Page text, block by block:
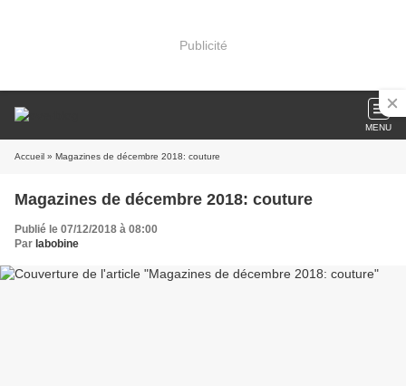
Publicité
MENU
Accueil » Magazines de décembre 2018: couture
Magazines de décembre 2018: couture
Publié le 07/12/2018 à 08:00
Par labobine